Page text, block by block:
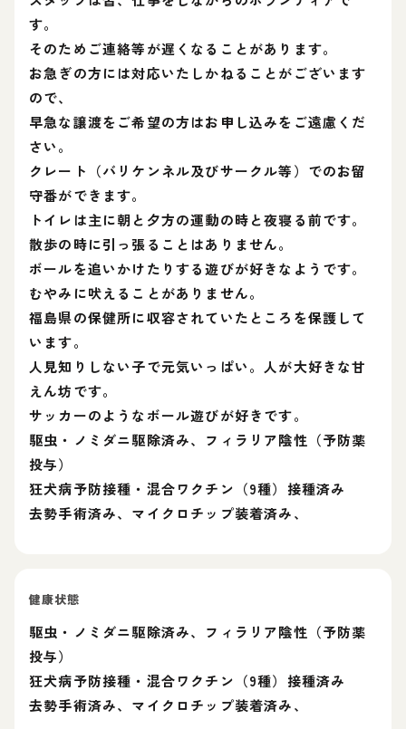
す。
そのためご連絡等が遅くなることがあります。
お急ぎの方には対応いたしかねることがございます
ので、
早急な譲渡をご希望の方はお申し込みをご遠慮くだ
さい。
クレート（バリケンネル及びサークル等）でのお留
守番ができます。
トイレは主に朝と夕方の運動の時と夜寝る前です。
散歩の時に引っ張ることはありません。
ボールを追いかけたりする遊びが好きなようです。
むやみに吠えることがありません。
福島県の保健所に収容されていたところを保護して
います。
人見知りしない子で元気いっぱい。人が大好きな甘
えん坊です。
サッカーのようなボール遊びが好きです。
駆虫・ノミダニ駆除済み、フィラリア陰性（予防薬
投与）
狂犬病予防接種・混合ワクチン（9種）接種済み
去勢手術済み、マイクロチップ装着済み、
健康状態
駆虫・ノミダニ駆除済み、フィラリア陰性（予防薬
投与）
狂犬病予防接種・混合ワクチン（9種）接種済み
去勢手術済み、マイクロチップ装着済み、